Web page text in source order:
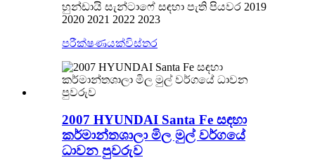
හුන්ඩායි සැන්ටාෆේ සඳහා පැති පියවර 2019
2020 2021 2022 2023
පරීක්ෂණයක්විස්තර
2007 HYUNDAI Santa Fe සඳහා
කර්මාන්තශාලා මිල මුල් වර්ගයේ
ධාවන පුවරුව